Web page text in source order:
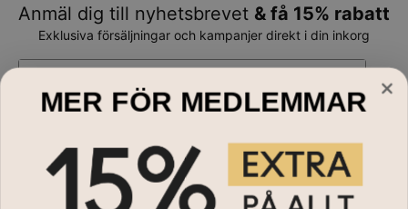
Anmäl dig till nyhetsbrevet & få 15% rabatt
Exklusiva försäljningar och kampanjer direkt i din inkorg
Handla till
MER FÖR MEDLEMMAR